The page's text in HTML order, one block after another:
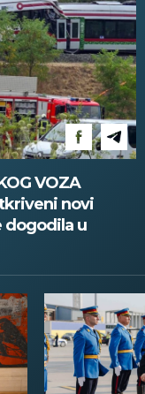
VOZA
novi
dogodila u